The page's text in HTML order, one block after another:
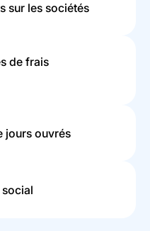
sur les sociétés
de frais
jours ouvrés